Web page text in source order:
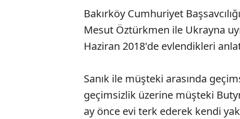
Bakırköy Cumhuriyet
Mesut Öztürkmen ile Ukrayna
Haziran 2018'de evlendikleri
Sanık ile müşteki arasında
geçimsizlik üzerine müşteki
ay önce evi terk ederek kendi